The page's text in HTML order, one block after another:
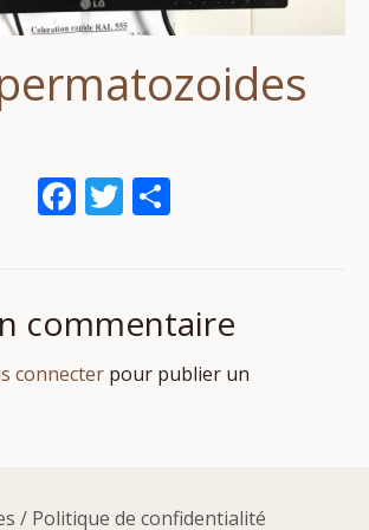
Facebook
Twitter
commentaire
connecter pour publier un
/ Politique de confidentialité